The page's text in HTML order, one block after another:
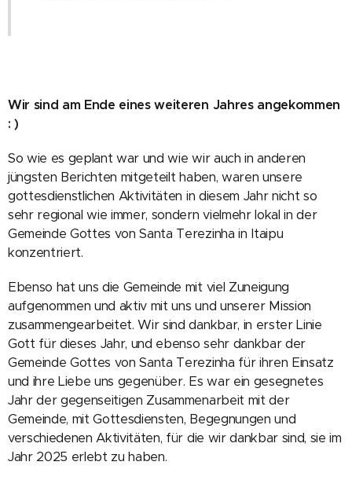
Wir sind am Ende eines weiteren Jahres angekommen
: )
So wie es geplant war und wie wir auch in anderen
jüngsten Berichten mitgeteilt haben, waren unsere
gottesdienstlichen Aktivitäten in diesem Jahr nicht so
sehr regional wie immer, sondern vielmehr lokal in der
Gemeinde Gottes von Santa Terezinha in Itaipu
konzentriert.
Ebenso hat uns die Gemeinde mit viel Zuneigung
aufgenommen und aktiv mit uns und unserer Mission
zusammengearbeitet. Wir sind dankbar, in erster Linie
Gott für dieses Jahr, und ebenso sehr dankbar der
Gemeinde Gottes von Santa Terezinha für ihren Einsatz
und ihre Liebe uns gegenüber. Es war ein gesegnetes
Jahr der gegenseitigen Zusammenarbeit mit der
Gemeinde, mit Gottesdiensten, Begegnungen und
verschiedenen Aktivitäten, für die wir dankbar sind, sie im
Jahr 2025 erlebt zu haben.